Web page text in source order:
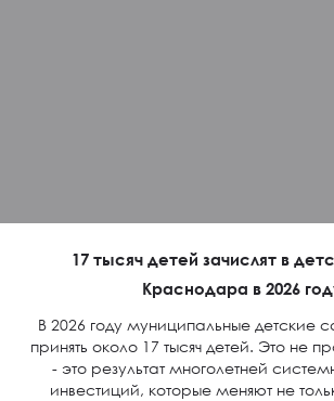
17 тысяч детей зачислят в
Краснодара в 2026
В 2026 году муниципальные детские
принять около 17 тысяч детей. Это не
- это результат многолетней
инвестиций, которые меняют не